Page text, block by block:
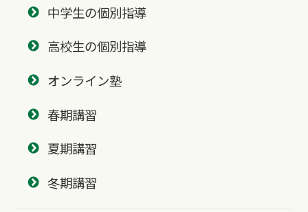
中学生の個別指導
高校生の個別指導
オンライン塾
春期講習
夏期講習
冬期講習